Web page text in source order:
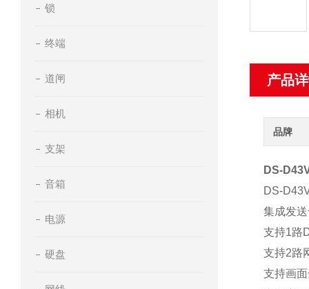
锁
终端
道闸
相机
支架
音箱
电源
硬盘
产品
品牌
DS-
DS-
集成发
支持1路
支持2路
支持画